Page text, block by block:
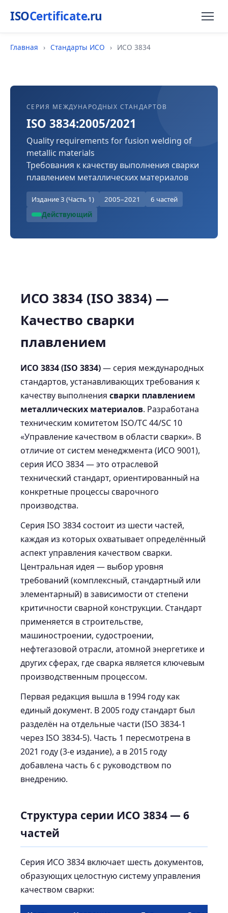
ISOCertificate.ru
Главная › Стандарты ИСО › ИСО 3834
СЕРИЯ МЕЖДУНАРОДНЫХ СТАНДАРТОВ
ISO 3834:2005/2021
Quality requirements for fusion welding of
metallic materials
Требования к качеству выполнения сварки
плавлением металлических материалов
Издание 3 (Часть 1) 2005–2021
6 частей
Действующий
ИСО 3834 (ISO 3834) —
Качество сварки
плавлением
ИСО 3834 (ISO 3834)— серия международных
стандартов, устанавливающих требования к
качеству выполнения сварки плавлением
металлических материалов. Разработана
техническим комитетом ISO/TC 44/SC 10
«Управление качеством в области сварки». В
отличие от систем менеджмента (ИСО 9001),
серия ИСО 3834 — это отраслевой
технический стандарт, ориентированный на
конкретные процессы сварочного
производства.
Серия ISO 3834 состоит из шести частей,
каждая из которых охватывает определённый
аспект управления качеством сварки.
Центральная идея — выбор уровня
требований (комплексный, стандартный или
элементарный) в зависимости от степени
критичности сварной конструкции. Стандарт
применяется в строительстве,
машиностроении, судостроении,
нефтегазовой отрасли, атомной энергетике и
других сферах, где сварка является ключевым
производственным процессом.
Первая редакция вышла в 1994 году как
единый документ. В 2005 году стандарт был
разделён на отдельные части (ISO 3834-1
через ISO 3834-5). Часть 1 пересмотрена в
2021 году (3-е издание), а в 2015 году
добавлена часть 6 с руководством по
внедрению.
Структура серии ИСО 3834 — 6
частей
Серия ИСО 3834 включает шесть документов,
образующих целостную систему управления
качеством сварки: